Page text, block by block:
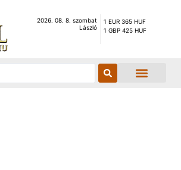
2026. 08. 8. szombat
László
1 EUR 365 HUF
1 GBP 425 HUF